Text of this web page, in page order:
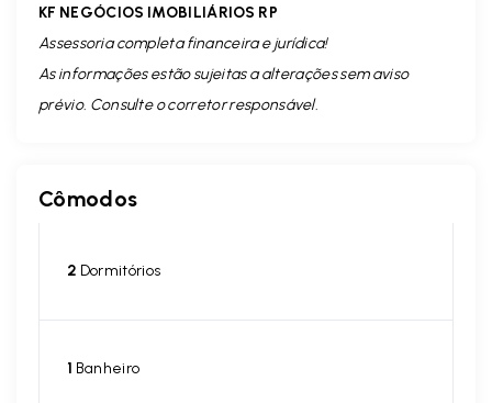
KF NEGÓCIOS IMOBILIÁRIOS RP
Assessoria completa financeira e jurídica!
As informações estão sujeitas a alterações sem aviso
prévio. Consulte o corretor responsável.
Cômodos
2 Dormitórios
1 Banheiro